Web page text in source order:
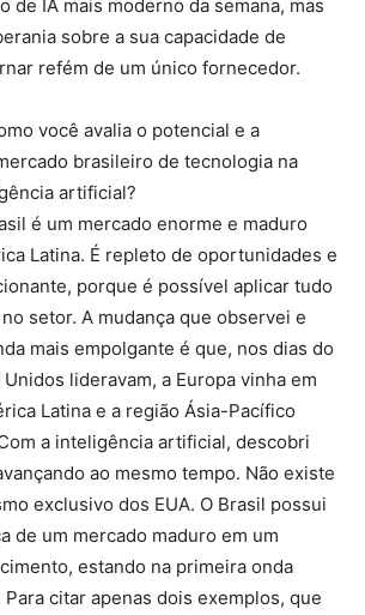
de IA mais moderno da semana, mas
sobre a sua capacidade de
refém de um único fornecedor.
você avalia o potencial e a
brasileiro de tecnologia na
artificial?
é um mercado enorme e maduro
Latina. É repleto de oportunidades e
porque é possível aplicar tudo
setor. A mudança que observei e
mais empolgante é que, nos dias do
lideravam, a Europa vinha em
Latina e a região Ásia-Pacífico
a inteligência artificial, descobri
ao mesmo tempo. Não existe
exclusivo dos EUA. O Brasil possui
de um mercado maduro em um
estando na primeira onda
citar apenas dois exemplos, que